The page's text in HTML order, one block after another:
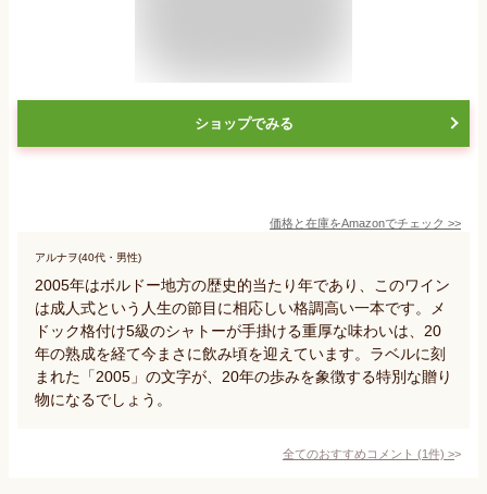
ショップでみる
価格と在庫をAmazonでチェック >>
アルナヲ(40代・男性)
2005年はボルドー地方の歴史的当たり年であり、このワイン
は成人式という人生の節目に相応しい格調高い一本です。メ
ドック格付け5級のシャトーが手掛ける重厚な味わいは、20
年の熟成を経て今まさに飲み頃を迎えています。ラベルに刻
まれた「2005」の文字が、20年の歩みを象徴する特別な贈り
物になるでしょう。
全てのおすすめコメント (1件) >